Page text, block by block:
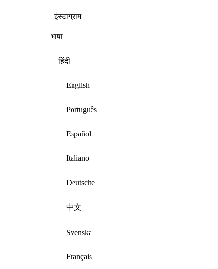
इंस्टाग्राम
भाषा
हिंदी
English
Português
Español
Italiano
Deutsche
中文
Svenska
Français